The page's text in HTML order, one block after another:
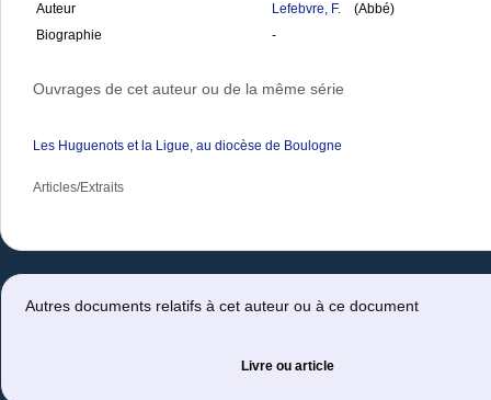
Auteur Lefebvre, F.
(Abbé)
Biographie
-
Ouvrages de cet auteur ou de la même série
Les Huguenots et la Ligue, au diocèse de Boulogne
Articles/Extraits
Autres documents relatifs à cet auteur ou à ce document
Livre ou article